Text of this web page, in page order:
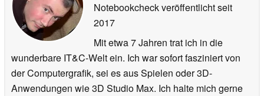
Notebookcheck veröffentlichtseit
2017
Mit etwa 7 Jahren trat ich in die
wunderbare IT&C-Welt ein. Ich war sofort fasziniert von
der Computergrafik, sei es aus Spielen oder 3D-
Anwendungen wie 3D Studio Max. Ich halte mich gerne